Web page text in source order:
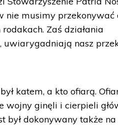
nie musimy przekonywać
Zaś działania
uwiarygadniają nasz
katem, a kto ofiarą.
wojny ginęli i cierpieli
był dokonywany także na